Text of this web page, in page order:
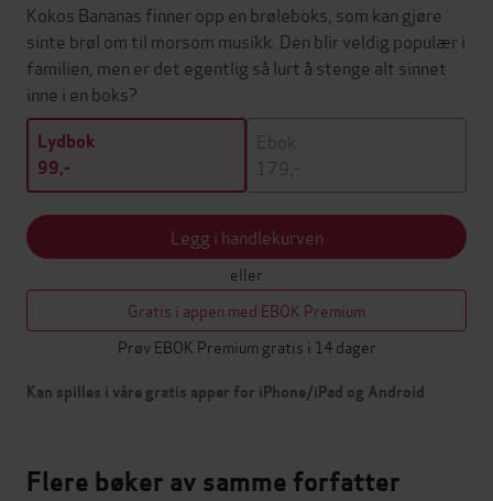
Kokos Bananas finner opp en brøleboks, som kan gjøre
sinte brøl om til morsom musikk. Den blir veldig populær i
familien, men er det egentlig så lurt å stenge alt sinnet
inne i en boks?
Lydbok
99,-
Ebok
179,-
Legg i handlekurven
eller
Gratis i appen med EBOK Premium
Prøv EBOK Premium gratis i 14 dager
Kan spilles i våre gratis apper for iPhone/iPad og Android
Flere bøker av samme forfatter